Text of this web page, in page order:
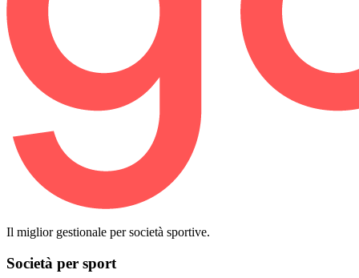
Il miglior gestionale per società sportive.
Società per sport